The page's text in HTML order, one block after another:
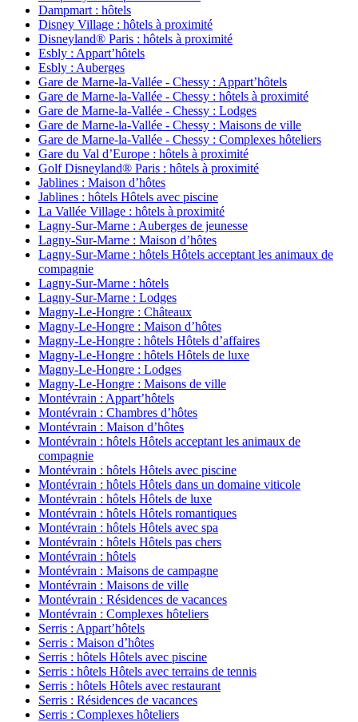
Dampmart : hôtels
Disney Village : hôtels à proximité
Disneyland® Paris : hôtels à proximité
Esbly : Appart’hôtels
Esbly : Auberges
Gare de Marne-la-Vallée - Chessy : Appart’hôtels
Gare de Marne-la-Vallée - Chessy : hôtels à proximité
Gare de Marne-la-Vallée - Chessy : Lodges
Gare de Marne-la-Vallée - Chessy : Maisons de ville
Gare de Marne-la-Vallée - Chessy : Complexes hôteliers
Gare du Val d’Europe : hôtels à proximité
Golf Disneyland® Paris : hôtels à proximité
Jablines : Maison d’hôtes
Jablines : hôtels Hôtels avec piscine
La Vallée Village : hôtels à proximité
Lagny-Sur-Marne : Auberges de jeunesse
Lagny-Sur-Marne : Maison d’hôtes
Lagny-Sur-Marne : hôtels Hôtels acceptant les animaux de
compagnie
Lagny-Sur-Marne : hôtels
Lagny-Sur-Marne : Lodges
Magny-Le-Hongre : Châteaux
Magny-Le-Hongre : Maison d’hôtes
Magny-Le-Hongre : hôtels Hôtels d’affaires
Magny-Le-Hongre : hôtels Hôtels de luxe
Magny-Le-Hongre : Lodges
Magny-Le-Hongre : Maisons de ville
Montévrain : Appart’hôtels
Montévrain : Chambres d’hôtes
Montévrain : Maison d’hôtes
Montévrain : hôtels Hôtels acceptant les animaux de
compagnie
Montévrain : hôtels Hôtels avec piscine
Montévrain : hôtels Hôtels dans un domaine viticole
Montévrain : hôtels Hôtels de luxe
Montévrain : hôtels Hôtels romantiques
Montévrain : hôtels Hôtels avec spa
Montévrain : hôtels Hôtels pas chers
Montévrain : hôtels
Montévrain : Maisons de campagne
Montévrain : Maisons de ville
Montévrain : Résidences de vacances
Montévrain : Complexes hôteliers
Serris : Appart’hôtels
Serris : Maison d’hôtes
Serris : hôtels Hôtels avec piscine
Serris : hôtels Hôtels avec terrains de tennis
Serris : hôtels Hôtels avec restaurant
Serris : Résidences de vacances
Serris : Complexes hôteliers